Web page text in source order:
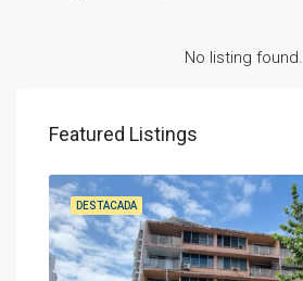
No listing found.
Featured Listings
DESTACADA